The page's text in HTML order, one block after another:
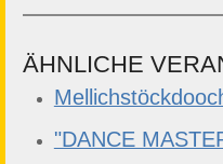
ÄHNLICHE
"DANCE